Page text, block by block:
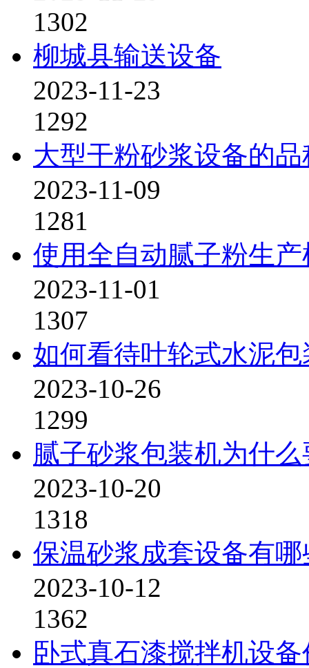
1302
柳城县输送设备
2023-11-23
1292
大型干粉砂浆设备的
2023-11-09
1281
使用全自动腻子粉生
2023-11-01
1307
如何看待叶轮式水泥
2023-10-26
1299
腻子砂浆包装机为什
2023-10-20
1318
保温砂浆成套设备有
2023-10-12
1362
卧式真石漆搅拌机设